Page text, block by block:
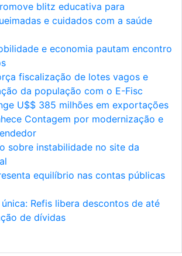
blitz educativa para
e cuidados com a saúde
e economia pautam encontro
fiscalização de lotes vagos e
da população com o E-Fisc
U$$ 385 milhões em exportações
Contagem por modernização e
sobre instabilidade no site da
equilíbrio nas contas públicas
Refis libera descontos de até
de dívidas